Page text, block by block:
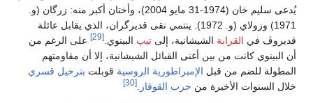
يُدعى سليم خان (1974-31 مايو 2004)، وأختان أكبر منه: زرگان (و.
1971) وزولاي (و. 1972). ينتمي نقى قديرگران، الذي يقابل عائلة
قديروڤ في القرابة الشيشانية، إلى تيپ البينوي. [29]
على الرغم من
أن البينوي كانت من بين أغنى القبائل الشيشانية، إلا أن مقاومتهم
المطولة للضم من قبل الإمبراطورية الروسية قوبلت بترحيل قسري
خلال السنوات الأخيرة من حرب القوقاز [30]